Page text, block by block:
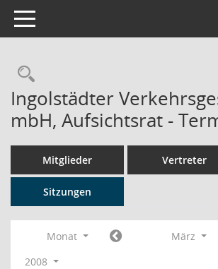
Toggle navigation
Rechercheauswahl
Ingolstädter
mbH, Aufsichtsrat -
Mitglieder Vertreter
Sitzungen
Monat
März
2008